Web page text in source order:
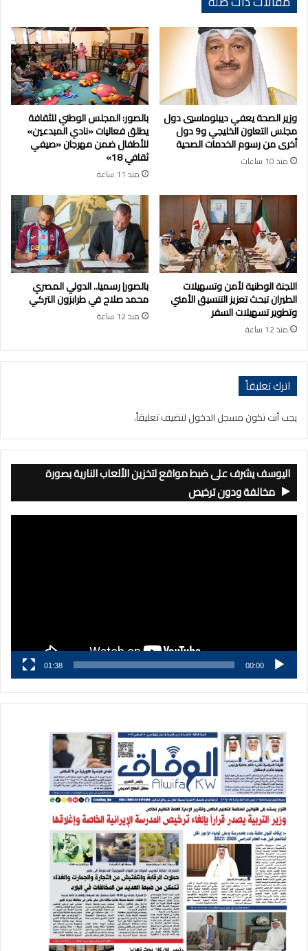
وزير الصحة يعفي ديبلوماسيي دول
مجلس التعاون الخليجي و9 دول
أخرى من رسوم الخدمات الصحية
منذ 10 ساعات
بالصور: المجلس الوطني للثقافة
يطلق فعاليات «نادي المبدعين»
للأطفال ضمن مهرجان «صيفي
ثقافي 18»
منذ 11 ساعة
اللجنة الوطنية لأمن وتسهيلات
الطيران تبحث تعزيز التنسيق الأمني
وتطوير تسهيلات السفر
منذ 12 ساعة
بالصور| رسميا.. الدولي المصري
محمد صلاح في طرابزون التركي
منذ 12 ساعة
اترك تعليقاً
يجب أنت تكون مسجل الدخول لتضيف تعليقاً.
اليوسف يشرف على ضبط مواقع لتخزين الألعاب النارية بصورة
مخالفة ودون ترخيص
00:00
01:38